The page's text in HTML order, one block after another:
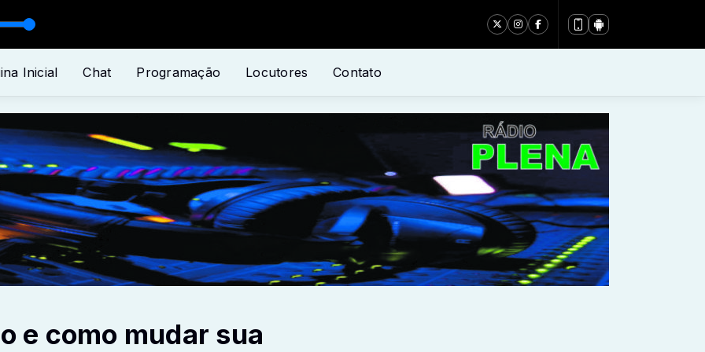
Inicial Chat Programação Locutores Contato
e como mudar sua